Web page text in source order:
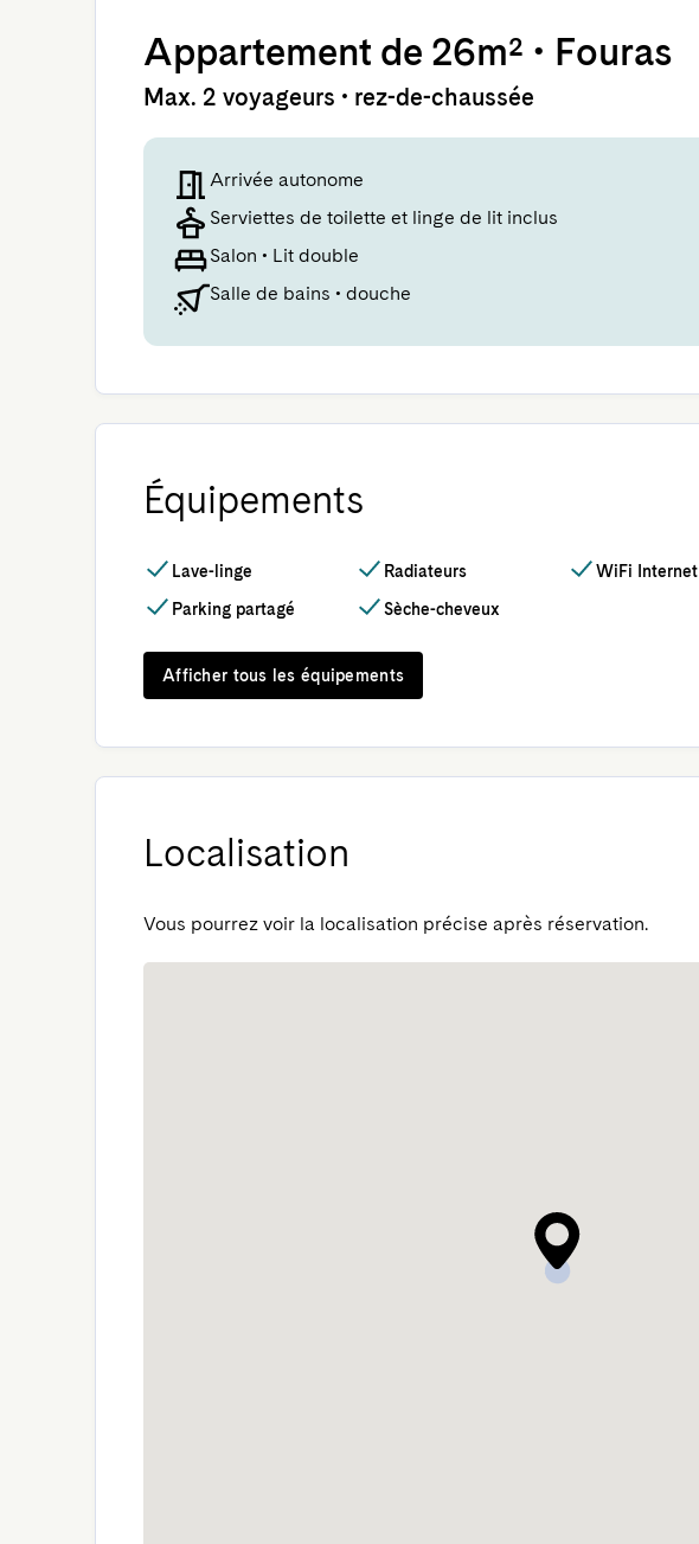
Appartement de 26m² • Fouras
Max. 2 voyageurs • rez-de-chaussée
Arrivée autonome
Serviettes de toilette et linge de lit inclus
Salon • Lit double
Salle de bains • douche
Équipements
Lave-linge
Parking partagé
Radiateurs
Sèche-cheveux
WiFi Internet
Afficher tous les équipements
Localisation
Vous pourrez voir la localisation précise après réservation.